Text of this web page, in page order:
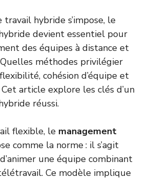
travail hybride s’impose, le
devient essentiel pour
des équipes à distance et
méthodes privilégier
cohésion d’équipe et
article explore les clés d’un
réussi.
flexible, le management
comme la norme : il s’agit
une équipe combinant
Ce modèle implique